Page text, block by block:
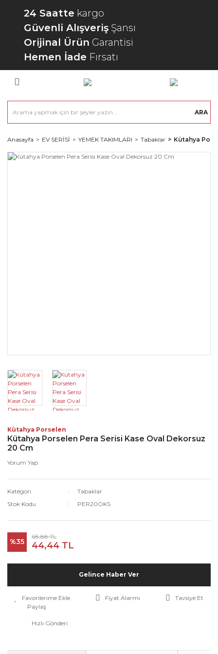
24 Saatte kargo
Güvenli Alışveriş Şansı
Orijinal Ürün Garantisi
Hemen İade Fırsatı
ARA
Anasayfa EV SERİSİ YEMEK TAKIMLARI Tabaklar Kütahya
Kütahya Porselen
Kütahya Porselen Pera Serisi Kase Oval Dekorsuz
20 Cm
Yorum Yap
Kategori
Tabaklar
Stok Kodu
PER20OKS
%35
68,88 TL
44,44 TL
Gelince Haber Ver
Fiyat Alarmı
Tavsiye Et
Paylaş
Hızlı Gönderi